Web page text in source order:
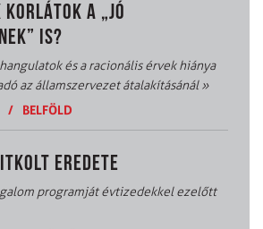
KORLÁTOK A „JÓ
IS?
és a racionális érvek hiánya
az államszervezet átalakításánál»
/ BELFÖLD
EREDETE
programját évtizedekkel ezelőtt